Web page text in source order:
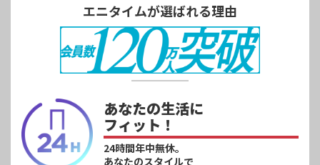
エニタイムが選ばれる理由
あなたの生活に
フィット！
24時間年中無休。
あなたのスタイルで